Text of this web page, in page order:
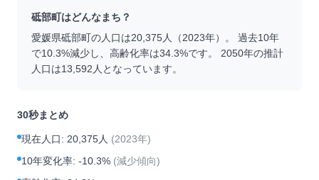
砥部町はどんなまち？
愛媛県砥部町の人口は20,375人（2023年）。 過去10年
で10.3%減少し、高齢化率は34.3%です。 2050年の推計
人口は13,592 人となっています。
30秒まとめ
現在人口: 20,375人 (2023年)
10年変化率: -10.3% (減少傾向)